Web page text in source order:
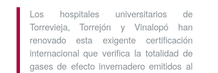
Los hospitales universitarios de
Torrevieja, Torrejón y Vinalopó han
renovado esta exigente certificación
internacional que verifica la totalidad de
gases de efecto invernadero emitidos al